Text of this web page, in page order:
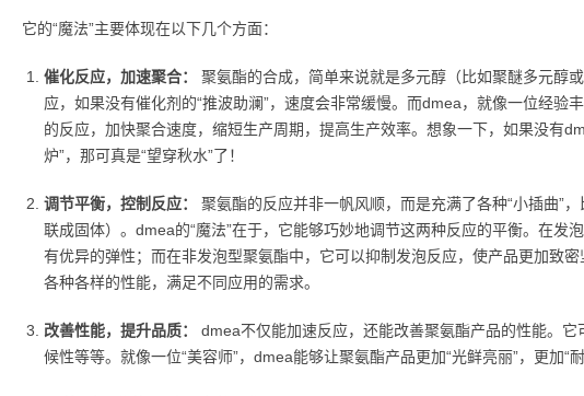
它的“魔法”主要体现在以下几个方面：
催化反应，加速聚合：
聚氨酯的合成，简单来说就是多元醇（比如聚醚多元醇
应，如果没有催化剂的“推波助澜”，速度会非常缓慢。而dmea，就像一位经验
的反应，加快聚合速度，缩短生产周期，提高生产效率。想象一下，如果没有
炉”，那可真是“望穿秋水”了！
调节平衡，控制反应：
聚氨酯的反应并非一帆风顺，而是充满了各种“小插曲”
联成固体）。dmea的“魔法”在于，它能够巧妙地调节这两种反应的平衡。在发
有优异的弹性；而在非发泡型聚氨酯中，它可以抑制发泡反应，使产品更加致
各种各样的性能，满足不同应用的需求。
改善性能，提升品质：
dmea不仅能加速反应，还能改善聚氨酯产品的性能。
候性等等。就像一位“美容师”，dmea能够让聚氨酯产品更加“光鲜亮丽”，更加“